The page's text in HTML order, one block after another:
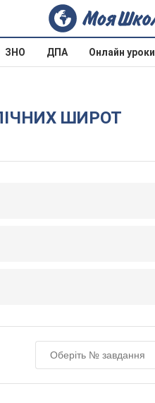
ЗНО ДПА Онлайн уроки
ШИРОТ